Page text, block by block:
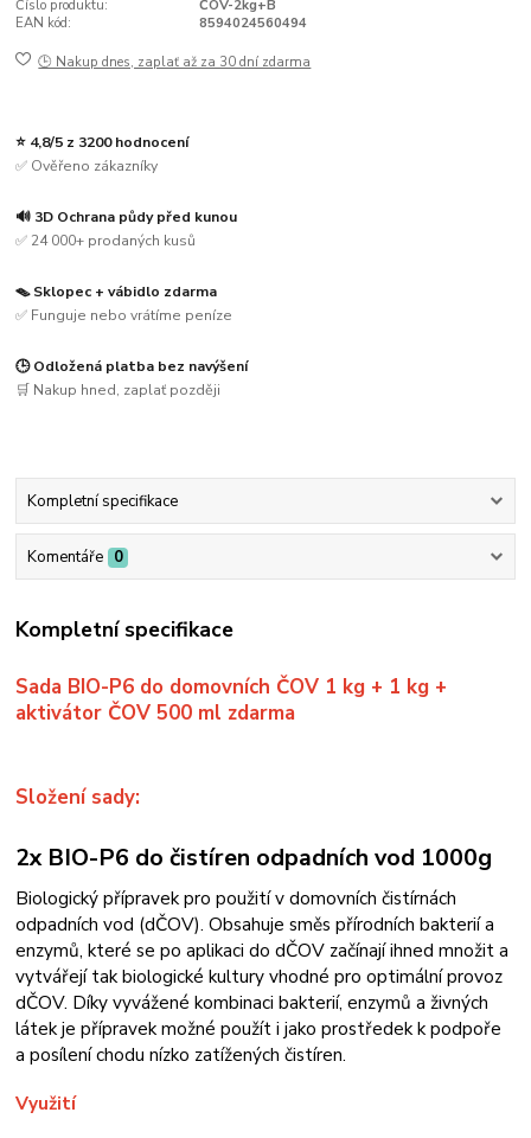
Číslo produktu:
ČOV-2kg+B
EAN kód:
8594024560494
🕒 Nakup dnes, zaplať až za 30 dní zdarma
⭐ 4,8/5 z 3200 hodnocení
✅ Ověřeno zákazníky
🔊 3D Ochrana půdy před kunou
✅ 24 000+ prodaných kusů
🪤 Sklopec + vábidlo zdarma
✅ Funguje nebo vrátíme peníze
🕒 Odložená platba bez navýšení
🛒 Nakup hned, zaplať později
Kompletní specifikace
Komentáře 0
Kompletní specifikace
Sada BIO-P6 do domovních ČOV 1 kg + 1 kg +
aktivátor ČOV 500 ml zdarma
Složení sady:
2x BIO-P6 do čistíren odpadních vod 1000g
Biologický přípravek pro použití v domovních čistírnách
odpadních vod (dČOV). Obsahuje směs přírodních bakterií a
enzymů, které se po aplikaci do dČOV začínají ihned množit a
vytvářejí tak biologické kultury vhodné pro optimální provoz
dČOV. Díky vyvážené kombinaci bakterií, enzymů a živných
látek je přípravek možné použít i jako prostředek k podpoře
a posílení chodu nízko zatížených čistíren.
Využití